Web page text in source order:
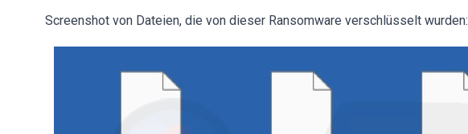
Screenshot von Dateien, die von dieser Ransomware verschlüsselt wurden: